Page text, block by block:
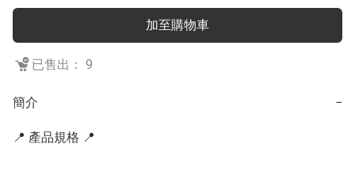
加至購物車
已售出： 9
簡介 −
📍 產品規格 📍